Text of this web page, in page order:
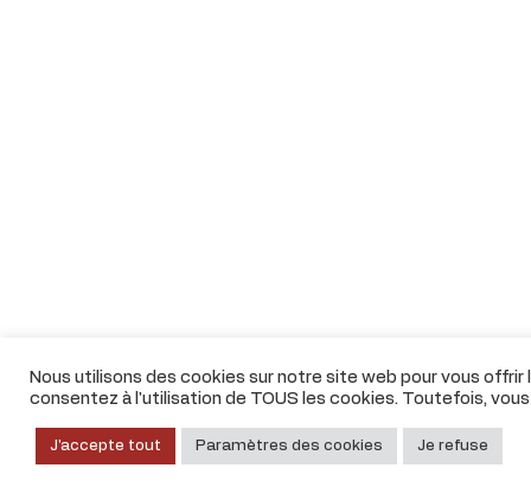
Nous utilisons des cookies sur notre site web pour vous
consentez à l'utilisation de TOUS les cookies. Toutefois,
J'accepte tout Paramètres des cookies Je refuse